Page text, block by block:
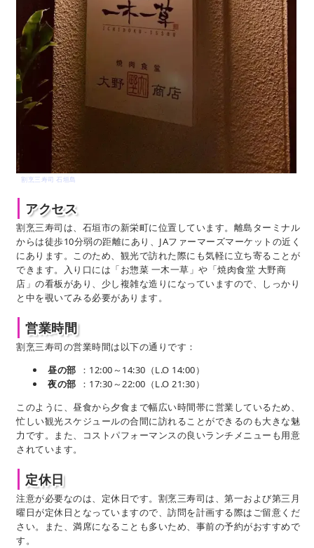
割烹三寿司 石垣島
アクセス
割烹三寿司は、石垣市の新栄町に位置しています。離島ターミナル
からは徒歩10分弱の距離にあり、JAファーマーズマーケットの近く
にあります。このため、観光で訪れた際にも気軽に立ち寄ることが
できます。入り口には「お惣菜 一木一草」や「焼肉食堂 大野商
店」の看板があり、少し複雑な造りになっていますので、しっかり
と中を覗いてみる必要があります。
営業時間
割烹三寿司の営業時間は以下の通りです：
昼の部
：12:00～14:30（L.O 14:00）
夜の部
：17:30～22:00（L.O 21:30）
このように、昼食から夕食まで幅広い時間帯に営業しているため、
忙しい観光スケジュールの合間に訪れることができるのも大きな魅
力です。また、コストパフォーマンスの良いランチメニューも用意
されています。
定休日
注意が必要なのは、定休日です。割烹三寿司は、第一および第三月
曜日が定休日となっていますので、訪問を計画する際はご留意くだ
さい。また、満席になることも多いため、事前の予約がおすすめで
す。